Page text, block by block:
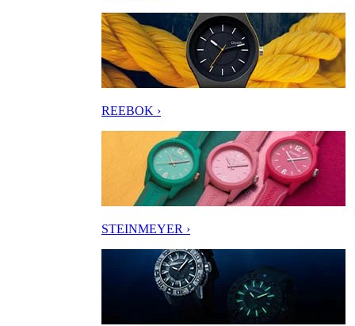
REEBOK ›
STEINMEYER ›